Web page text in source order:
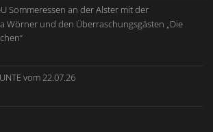
Sommeressen an der Alster mit der
Wörner und den Überraschungsgästen „Die
vom 22.07.26